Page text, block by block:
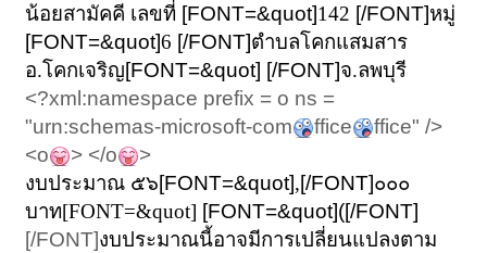
น้อยสามัคคี เลขที่ [FONT=&quot]142 [/FONT]หมู่
[FONT=&quot]6 [/FONT]ตำบลโคกแสมสาร
อ.โคกเจริญ[FONT=&quot] [/FONT]จ.ลพบุรี
<?xml:namespace prefix = o ns =
"urn:schemas-microsoft-com
ffice
ffice" />
<o
> </o
>
งบประมาณ ๕๖[FONT=&quot],[/FONT]๐๐๐
บาท[FONT=&quot] [FONT=&quot]([/FONT]
[/FONT]งบประมาณนี้อาจมีการเปลี่ยนแปลงตาม